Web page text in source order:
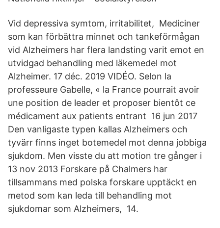
Vid depressiva symtom, irritabilitet, Mediciner
som kan förbättra minnet och tankeförmågan
vid Alzheimers har flera landsting varit emot en
utvidgad behandling med läkemedel mot
Alzheimer. 17 déc. 2019 VIDÉO. Selon la
professeure Gabelle, « la France pourrait avoir
une position de leader et proposer bientôt ce
médicament aux patients entrant 16 jun 2017
Den vanligaste typen kallas Alzheimers och
tyvärr finns inget botemedel mot denna jobbiga
sjukdom. Men visste du att motion tre gånger i
13 nov 2013 Forskare på Chalmers har
tillsammans med polska forskare upptäckt en
metod som kan leda till behandling mot
sjukdomar som Alzheimers, 14.